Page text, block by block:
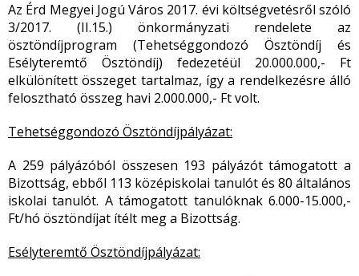
Az Érd Megyei Jogú Város 2017. évi költségvetésről szóló
3/2017. (II.15.) önkormányzati rendelete az
ösztöndíjprogram (Tehetséggondozó Ösztöndíj és
Esélyteremtő Ösztöndíj) fedezetéül 20.000.000,- Ft
elkülönített összeget tartalmaz, így a rendelkezésre álló
felosztható összeg havi 2.000.000,- Ft volt.
Tehetséggondozó Ösztöndíjpályázat:
A 259 pályázóból összesen 193 pályázót támogatott a
Bizottság, ebből 113 középiskolai tanulót és 80 általános
iskolai tanulót. A támogatott tanulóknak 6.000-15.000,-
Ft/hó ösztöndíjat ítélt meg a Bizottság.
Esélyteremtő Ösztöndíjpályázat: